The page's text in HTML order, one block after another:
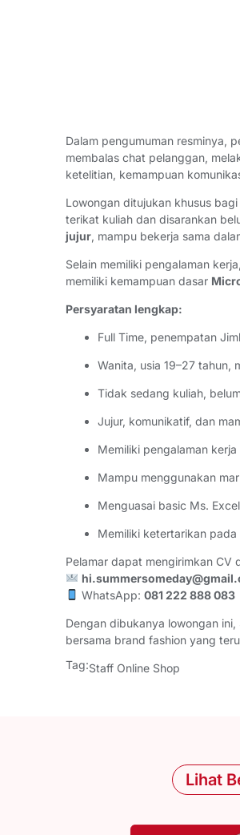
Dalam pengumuman resminya,
membalas chat pelanggan,
ketelitian, kemampuan
Lowongan ditujukan khusus bagi
terikat kuliah dan disarankan
jujur, mampu bekerja sama
Selain memiliki pengalaman
memiliki kemampuan dasar
Persyaratan lengkap:
Full Time, penempatan
Wanita, usia 19–27 tahun,
Tidak sedang kuliah,
Jujur, komunikatif, dan
Memiliki pengalaman
Mampu menggunakan
Menguasai basic Ms. Excel
Memiliki ketertarikan
Pelamar dapat mengirimkan CV
WhatsApp: 081 222 888 083
Dengan dibukanya lowongan
bersama brand fashion yang
Tag:Staff Online Shop
Lihat